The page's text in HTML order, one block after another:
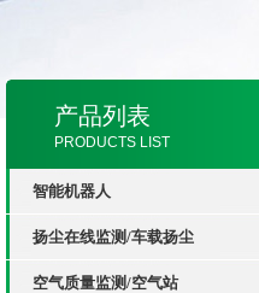
产品列表
PRODUCTS LIST
智能机器人
扬尘在线监测/车载扬尘
空气质量监测/空气站